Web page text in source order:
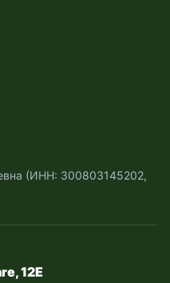
(ИНН: 300803145202,
12Е